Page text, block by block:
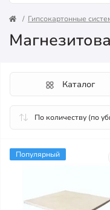
Гипсокартонные
Каталог
Популярный